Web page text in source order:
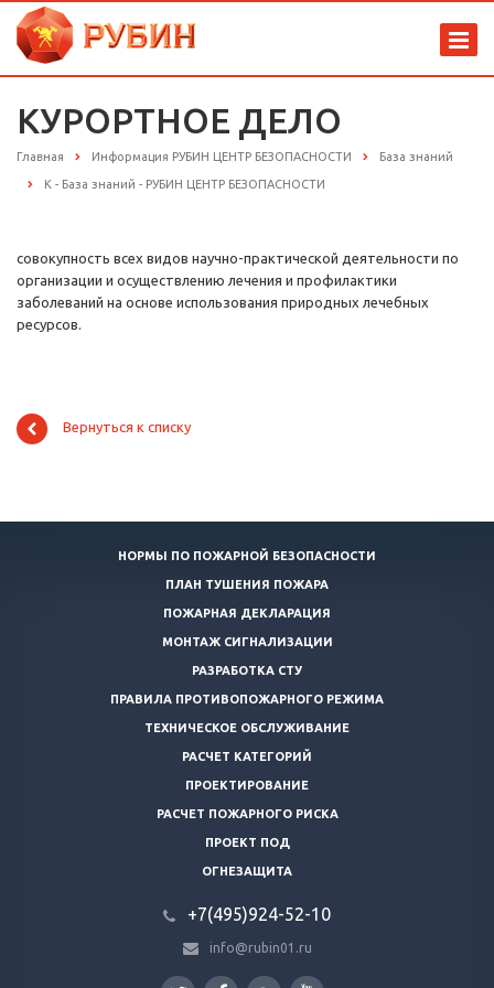
КУРОРТНОЕ ДЕЛО
Главная Информация РУБИН ЦЕНТР БЕЗОПАСНОСТИ База знаний
К - База знаний - РУБИН ЦЕНТР БЕЗОПАСНОСТИ
совокупность всех видов научно-практической деятельности по
организации и осуществлению лечения и профилактики
заболеваний на основе использования природных лечебных
ресурсов.
Вернуться к списку
НОРМЫ ПО ПОЖАРНОЙ БЕЗОПАСНОСТИ
ПЛАН ТУШЕНИЯ ПОЖАРА
ПОЖАРНАЯ ДЕКЛАРАЦИЯ
МОНТАЖ СИГНАЛИЗАЦИИ
РАЗРАБОТКА СТУ
ПРАВИЛА ПРОТИВОПОЖАРНОГО РЕЖИМА
ТЕХНИЧЕСКОЕ ОБСЛУЖИВАНИЕ
РАСЧЕТ КАТЕГОРИЙ
ПРОЕКТИРОВАНИЕ
РАСЧЕТ ПОЖАРНОГО РИСКА
ПРОЕКТ ПОД
ОГНЕЗАЩИТА
+7(495)924-52-10
info@rubin01.ru